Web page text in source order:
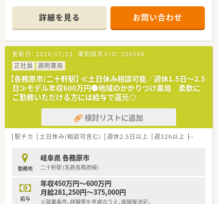
■気持ちよく働いてもらうための環境作り、居心地のよい職場を
常に考えておられます！
■経営者との距離が近い！ベテランでも入社1年目でも意見が言
える風通しのよい会社です！
■やる気のある方には経営にも参加できます！独立希望の方も大
歓迎です！
詳細を見る お問い合わせ
更新日： 2026/07/23 薬剤師求人ID： 208568
正社員
調剤薬局
【各務原市/二十軒駅】 ≪土日休み相談可能／週休1.5日～2.5
日≫モデル年収600万円●地域のかかりつけ薬局 柔軟に
ご勤務いただける方には給与で還元◎
検討リストに追加
駅チカ 土日休み(相談可含む) 週休2.5日以上 週32h以上 新卒可
勤務地
岐阜県 各務原市
二十軒駅 (名鉄各務原線)
給与
年収450万円～600万円
月給281,250円～375,000円
※就業条件、経験等を考慮のうえ、面接後決定。